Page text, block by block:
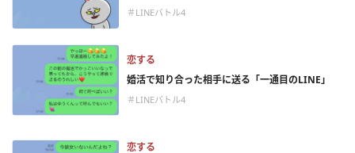
＃LINEバトル4
恋する
婚活で知り合った相手に送る「一通目のLINE」
＃LINEバトル4
恋する